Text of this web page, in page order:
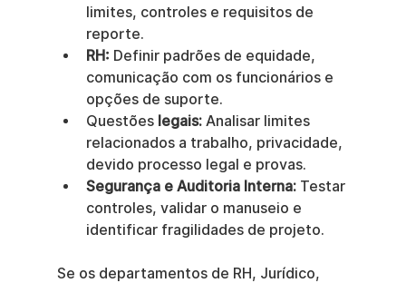
limites, controles e requisitos de
reporte.
RH: Definir padrões de equidade,
comunicação com os funcionários e
opções de suporte.
Questões legais: Analisar limites
relacionados a trabalho, privacidade,
devido processo legal e provas.
Segurança e Auditoria Interna: Testar
controles, validar o manuseio e
identificar fragilidades de projeto.
Se os departamentos de RH, Jurídico,